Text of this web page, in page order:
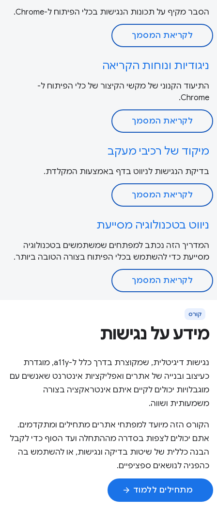
הסבר מקיף על תכונות הנגישות בכלי הפיתוח ל-Chrome.
לקריאת המסמך
ניגודיות ונוחות הקריאה
התיעוד הקנוני של מקשי הקיצור של כלי הפיתוח ל-
Chrome.
לקריאת המסמך
מיקוד של רכיבי מעקב
בדיקת הנגישות לניווט בדף באמצעות המקלדת.
לקריאת המסמך
ניווט בטכנולוגיה מסייעת
המדריך הזה נכתב למפתחים שמשתמשים בטכנולוגיה
מסייעת כדי להשתמש בכלי הפיתוח בצורה הטובה ביותר.
לקריאת המסמך
קורס
מידע על נגישות
נגישות דיגיטלית, שמקוצרת בדרך כלל ל-a11y, מוגדרת
כעיצוב ובנייה של אתרים ואפליקציות אינטרנט שאנשים עם
מוגבלויות יכולים לקיים איתם אינטראקציה בצורה
משמעותית ושווה.
הקורס הזה מיועד למפתחי אתרים מתחילים ומתקדמים.
אתם יכולים לצפות בסדרה מההתחלה ועד הסוף כדי לקבל
הבנה כללית של שיטות בדיקה ונגישות, או להשתמש בה
כהפניה לנושאים ספציפיים.
מתחילים ללמוד arrow_forward